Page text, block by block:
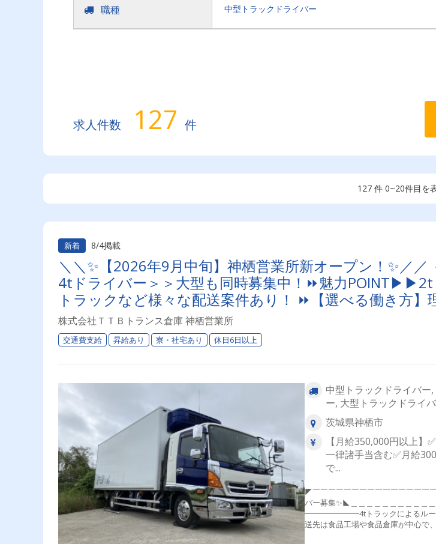
職種 中型トラックドライバー
求人件数 127 件
127 件 0~20件目を
新着 8/4掲載
＼＼✨【2026年9月中旬】神栖営業所新オープン！✨／／
4tドライバー＞＞大型も同時募集中！⏩魅力
トラックなど様々な配送案件あり！ ⏩【選べる働き方】
現できる！ ⏩物流業界初めての方も大歓迎です！
株式会社ＴＴＢトランス倉庫 神栖営業所
交通費支給 昇給あり 寮・社宅あり 休日6日以上
中型トラックドライバー
ー, 大型トラックドライ
茨城県神栖市
【月給350,000円以上】
一律諸手当含む✅月給
で...
◤￣￣￣￣￣￣￣￣￣￣￣￣￣￣￣
バー募集✨◣＿＿＿＿＿＿＿＿＿＿
━━━━━━━4tトラックによるルー
送先は食品工場や食品倉庫が中心で